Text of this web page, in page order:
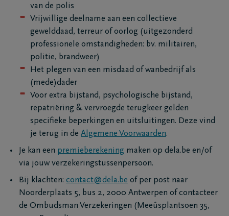
van de polis
Vrijwillige deelname aan een collectieve
gewelddaad, terreur of oorlog (uitgezonderd
professionele omstandigheden: bv. militairen,
politie, brandweer)
Het plegen van een misdaad of wanbedrijf als
(mede)dader
Voor extra bijstand, psychologische bijstand,
repatriëring & vervroegde terugkeer gelden
specifieke beperkingen en uitsluitingen. Deze vind
je terug in de Algemene Voorwaarden.
Je kan een premieberekening maken op dela.be en/of
via jouw verzekeringstussenpersoon.
Bij klachten: contact@dela.be of per post naar
Noorderplaats 5, bus 2, 2000 Antwerpen of contacteer
de Ombudsman Verzekeringen (Meeûsplantsoen 35,